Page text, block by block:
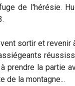
de l'hérésie.
sortir et revenir
prendre la partie
de la montagne...